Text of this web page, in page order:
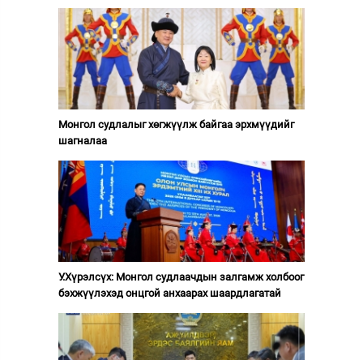
Монгол судлалыг хөгжүүлж байгаа эрхмүүдийг
шагналаа
У.Хүрэлсүх: Монгол судлаачдын залгамж холбоог
бэхжүүлэхэд онцгой анхаарах шаардлагатай